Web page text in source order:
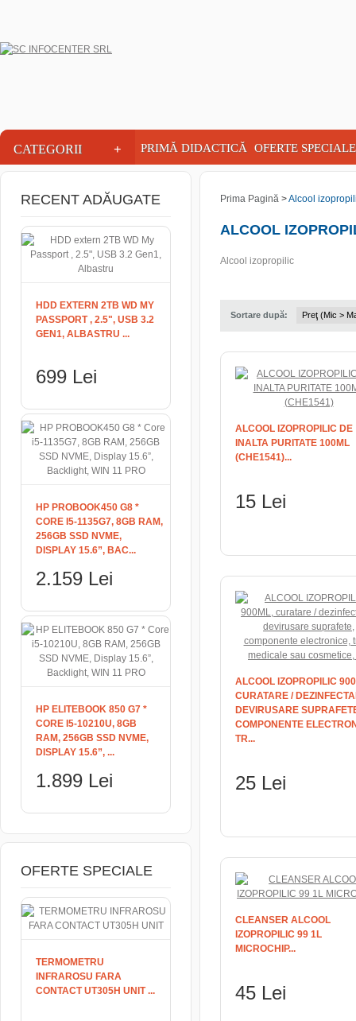
CATEGORII +
INFOCENTER
PRIMĂ DIDACTICĂ OFERTE SPECIALE
RECENT ADĂUGATE
HDD EXTERN 2TB WD MY
PASSPORT , 2.5", USB 3.2
GEN1, ALBASTRU ...
699 Lei
HP PROBOOK450 G8 *
CORE I5-1135G7, 8GB RAM,
256GB SSD NVME,
DISPLAY 15.6”, BAC...
2.159 Lei
HP ELITEBOOK 850 G7 *
CORE I5-10210U, 8GB
RAM, 256GB SSD NVME,
DISPLAY 15.6”, ...
1.899 Lei
OFERTE SPECIALE
TERMOMETRU
INFRAROSU FARA
CONTACT UT305H UNIT ...
Prima Pagină >Alcool
ALCOOL
Alcool izopropilic
Sortare după:
ALCOOL IZOPROPILIC DE
INALTA PURITATE 100ML
(CHE1541)...
15 Lei
ALCOOL IZOPROPILIC
CURATARE /
DEVIRUSARE
COMPONENTE
TR...
25 Lei
CLEANSER ALCOOL
IZOPROPILIC 99 1L
MICROCHIP...
45 Lei